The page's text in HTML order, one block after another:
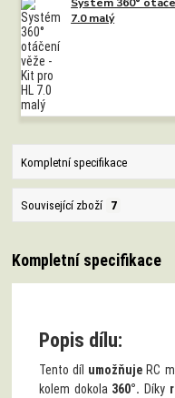
7.0 malý
Kompletní specifikace
Související zboží 7
Kompletní specifikace
Popis dílu:
Tento díl umožňuje RC
kolem dokola 360°. Díky